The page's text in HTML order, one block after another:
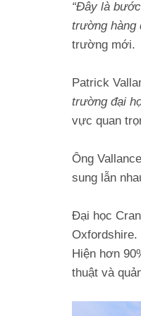
“Đây là
trường hàng
trường mới.
Patrick
trường đại
vực quan
Ông
sung lẫn
Đại học
Hiện hơn
thuật và